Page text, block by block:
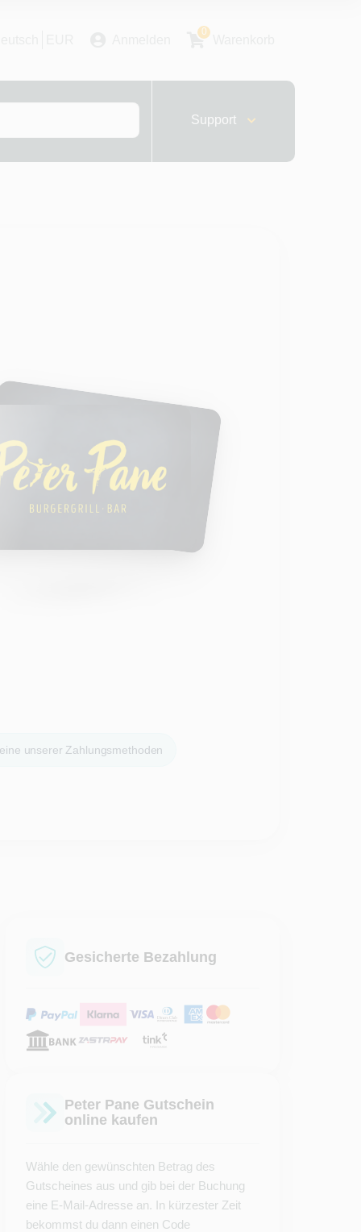
0
Support
unserer Zahlungsmethoden
Gesicherte Bezahlung
Peter Pane Gutschein
online kaufen
Wähle den gewünschten Betrag des
Gutscheines aus und gib bei der Buchung
eine E-Mail-Adresse an. In kürzester Zeit
bekommst du dann einen Code